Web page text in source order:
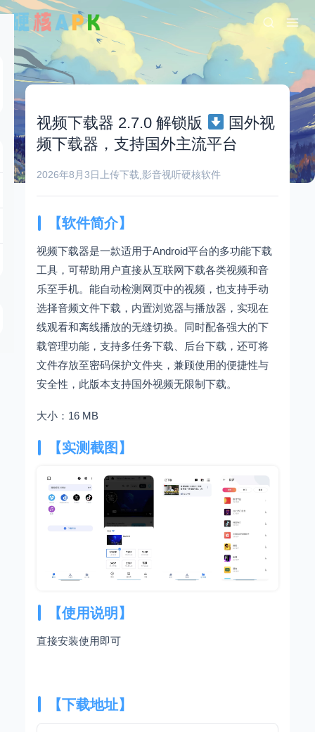
视频下载器 2.7.0 解锁版
国外视
频下载器，支持国外主流平台
2026年8月3日 上传下载 影音视听硬核软件
【软件简介】
视频下载器是一款适用于Android平台的多功能下载
工具，可帮助用户直接从互联网下载各类视频和音
乐至手机。能自动检测网页中的视频，也支持手动
选择音频文件下载，内置浏览器与播放器，实现在
线观看和离线播放的无缝切换。同时配备强大的下
载管理功能，支持多任务下载、后台下载，还可将
文件存放至密码保护文件夹，兼顾使用的便捷性与
安全性，此版本支持国外视频无限制下载。
大小：16 MB
【实测截图】
【使用说明】
直接安装使用即可
【下载地址】